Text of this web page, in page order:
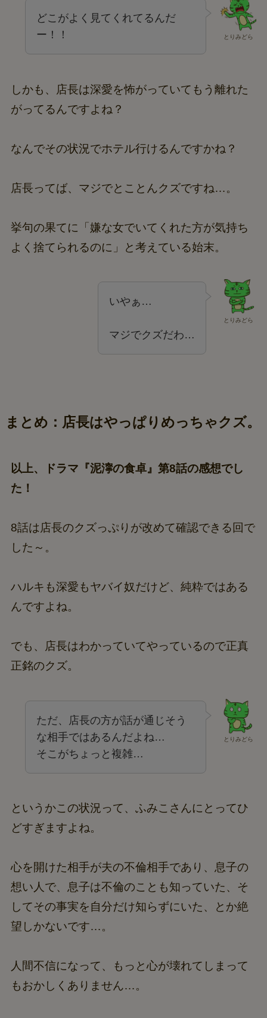
とりみどら
どこがよく見てくれてるんだ
ー！！
しかも、店長は深愛を怖がっていてもう離れた
がってるんですよね？
なんでその状況でホテル行けるんですかね？
店長ってば、マジでとことんクズですね…。
挙句の果てに「嫌な女でいてくれた方が気持ち
よく捨てられるのに」と考えている始末。
とりみどら
いやぁ…
マジでクズだわ…
まとめ：店長はやっぱりめっちゃクズ。
以上、ドラマ『泥濘の食卓』第8話の感想でし
た！
8話は店長のクズっぷりが改めて確認できる回で
した～。
ハルキも深愛もヤバイ奴だけど、純粋ではある
んですよね。
でも、店長はわかっていてやっているので正真
正銘のクズ。
とりみどら
ただ、店長の方が話が通じそう
な相手ではあるんだよね…
そこがちょっと複雑…
というかこの状況って、ふみこさんにとってひ
どすぎますよね。
心を開けた相手が夫の不倫相手であり、息子の
想い人で、息子は不倫のことも知っていた、そ
してその事実を自分だけ知らずにいた、とか絶
望しかないです…。
人間不信になって、もっと心が壊れてしまって
もおかしくありません…。